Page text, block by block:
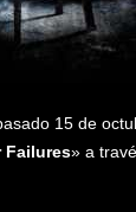
15 de
Failures» a